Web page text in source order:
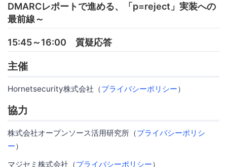
DMARCレポートで進める、「p=reject」実装への
最前線～
15:45～16:00 質疑応答
主催
Hornetsecurity株式会社（プライバシーポリシー）
協力
株式会社オープンソース活用研究所（プライバシーポリシ
ー）
マジセミ株式会社（プライバシーポリシー）